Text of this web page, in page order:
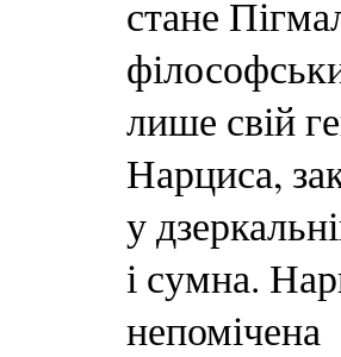
стане
лише свій
Нарциса,
у
і сумна.
непомічена